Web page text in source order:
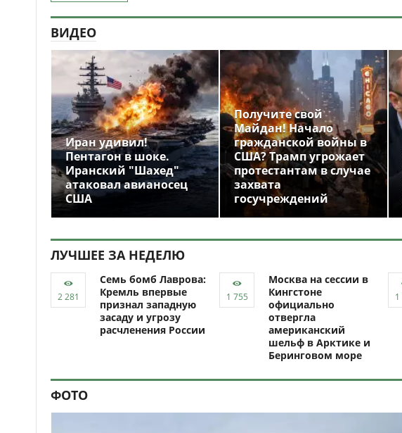
ВИДЕО
Иран удивил!
Пентагон в шоке.
Иранский "Шахед"
атаковал авианосец
США
Получите свой
Майдан! Начало
гражданской войны в
США? Трамп угрожает
протестантам в случае
захвата
госучреждений
ЛУЧШЕЕ ЗА НЕДЕЛЮ
Семь бомб Лаврова:
Кремль впервые
признал западную
засаду и угрозу
расчленения России
Москва на сессии в
Кингстоне
официально
отвергла
американский
шельф в Арктике и
Беринговом море
ФОТО